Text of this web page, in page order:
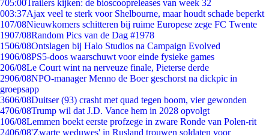
705:00Trailers kijken: de bioscoopreleases van week 32
003:37Ajax veel te sterk voor Shelbourne, maar houdt schade beperkt
107/08Nieuwkomers schitteren bij ruime Europese zege FC Twente
1907/08Random Pics van de Dag #1978
1506/08Ontslagen bij Halo Studios na Campaign Evolved
1906/08PS5-doos waarschuwt voor einde fysieke games
206/08Le Court wint na nerveuze finale, Pieterse derde
2906/08NPO-manager Menno de Boer geschorst na dickpic in
groepsapp
3606/08Duitser (93) crasht met quad tegen boom, vier gewonden
4706/08Trump wil dat J.D. Vance hem in 2028 opvolgt
106/08Lemmen boekt eerste profzege in zware Ronde van Polen-rit
2406/08'Zwarte weduwes' in Rusland trouwen soldaten voor